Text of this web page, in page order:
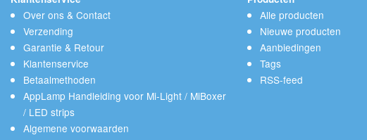
Over ons & Contact
Verzending
Garantie & Retour
Klantenservice
Betaalmethoden
AppLamp Handleiding voor Mi-Light / MiBoxer
/ LED strips
Algemene voorwaarden
Alle producten
Nieuwe producten
Aanbiedingen
Tags
RSS-feed